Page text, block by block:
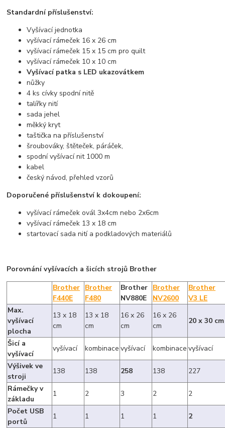
Standardní příslušenství:
Vyšívací jednotka
vyšívací rámeček 16 x 26 cm
vyšívací rámeček 15 x 15 cm pro quilt
vyšívací rámeček 10 x 10 cm
Vyšívací patka s LED ukazovátkem
nůžky
4 ks cívky spodní nitě
talířky nití
sada jehel
měkký kryt
taštička na příslušenství
šroubováky, štěteček, páráček,
spodní vyšívací nit 1000 m
kabel
český návod, přehled vzorů
Doporučené příslušenství k dokoupení:
vyšívací rámeček ovál 3x4cm nebo 2x6cm
vyšívací rámeček 13 x 18 cm
startovací sada nití a podkladových materiálů
Porovnání vyšívacích a šicích strojů Brother
Brother
F440E
Brother
F480
Brother
NV880E
Brother
NV2600
Brother
V3 LE
Max.
vyšívací
plocha
13 x 18
cm
13 x 18
cm
16 x 26
cm
16 x 26
cm
20 x 30 cm
Šicí a
vyšívací
vyšívací kombinace vyšívací kombinace vyšívací
Výšivek ve
stroji
138 138 258 138
227
Rámečky v
základu
1 2 3 2
2
Počet USB
portů
1 1 1 1
2